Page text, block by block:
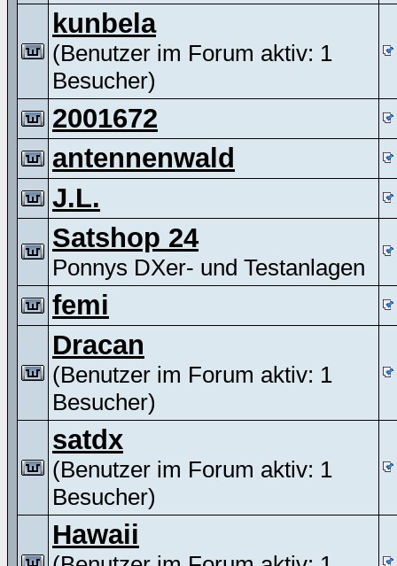
kunbela
(Benutzer im Forum aktiv: 1
Besucher)
2001672
antennenwald
J.L.
Satshop 24
Ponnys DXer- und Testanlagen
femi
Dracan
(Benutzer im Forum aktiv: 1
Besucher)
satdx
(Benutzer im Forum aktiv: 1
Besucher)
Hawaii